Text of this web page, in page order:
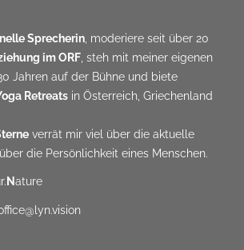
Sprecherin, moderiere seit über 20
im ORF, steh mit meiner eigenen
Jahren auf der Bühne und biete
Retreatsin Österreich, Griechenland
verrät mir viel über die aktuelle
die Persönlichkeit eines Menschen.
Nature